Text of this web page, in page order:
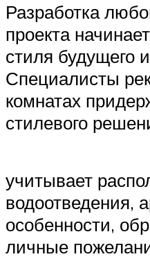
Разработка
проекта
стиля будущего
Специалисты
комнатах
стилевого
учитывает
водоотведения,
особенности,
личные